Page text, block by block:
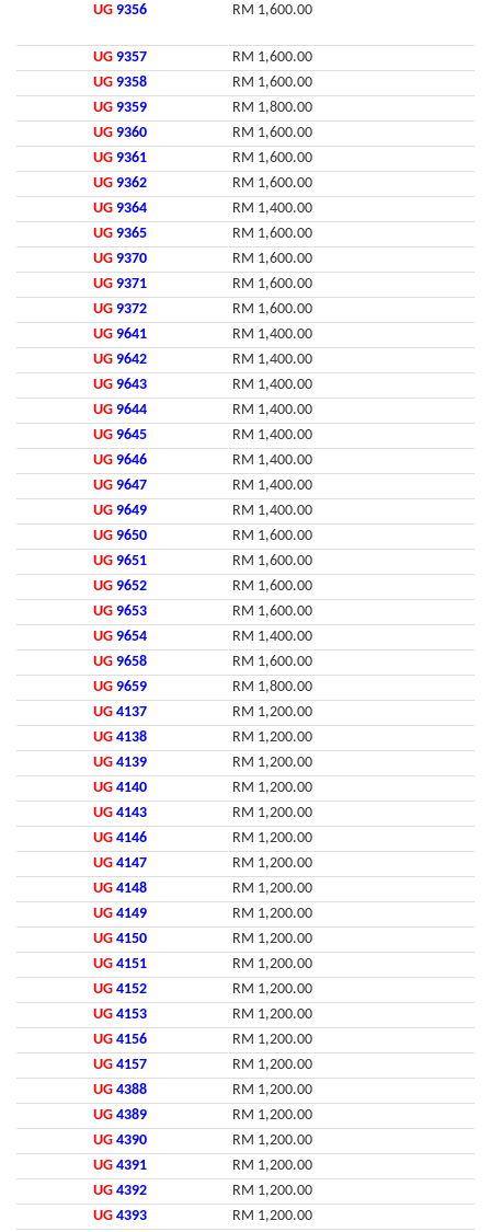
UG 9356 RM 1,600.00
UG 9357
RM 1,600.00
UG 9358
RM 1,600.00
UG 9359
RM 1,800.00
UG 9360
RM 1,600.00
UG 9361
RM 1,600.00
UG 9362
RM 1,600.00
UG 9364
RM 1,400.00
UG 9365
RM 1,600.00
UG 9370
RM 1,600.00
UG 9371
RM 1,600.00
UG 9372
RM 1,600.00
UG 9641
RM 1,400.00
UG 9642
RM 1,400.00
UG 9643
RM 1,400.00
UG 9644
RM 1,400.00
UG 9645
RM 1,400.00
UG 9646
RM 1,400.00
UG 9647
RM 1,400.00
UG 9649
RM 1,400.00
UG 9650
RM 1,600.00
UG 9651
RM 1,600.00
UG 9652
RM 1,600.00
UG 9653
RM 1,600.00
UG 9654
RM 1,400.00
UG 9658
RM 1,600.00
UG 9659
RM 1,800.00
UG 4137
RM 1,200.00
UG 4138
RM 1,200.00
UG 4139
RM 1,200.00
UG 4140
RM 1,200.00
UG 4143
RM 1,200.00
UG 4146
RM 1,200.00
UG 4147
RM 1,200.00
UG 4148
RM 1,200.00
UG 4149
RM 1,200.00
UG 4150
RM 1,200.00
UG 4151
RM 1,200.00
UG 4152
RM 1,200.00
UG 4153
RM 1,200.00
UG 4156
RM 1,200.00
UG 4157
RM 1,200.00
UG 4388
RM 1,200.00
UG 4389
RM 1,200.00
UG 4390
RM 1,200.00
UG 4391
RM 1,200.00
UG 4392
RM 1,200.00
UG 4393
RM 1,200.00